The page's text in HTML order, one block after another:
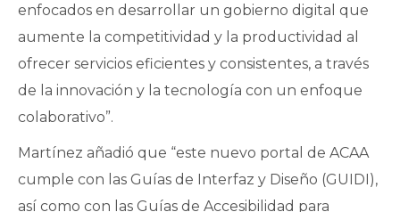
enfocados en desarrollar un gobierno digital que
aumente la competitividad y la productividad al
ofrecer servicios eficientes y consistentes, a través
de la innovación y la tecnología con un enfoque
colaborativo”.
Martínez añadió que “este nuevo portal de ACAA
cumple con las Guías de Interfaz y Diseño (GUIDI),
así como con las Guías de Accesibilidad para